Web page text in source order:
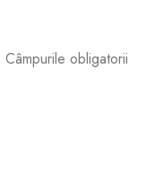
Câmpurile obligatorii